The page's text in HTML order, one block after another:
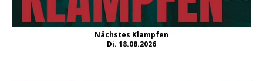
Nächstes Klampfen
Di. 18.08.2026